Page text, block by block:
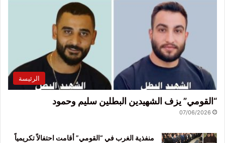
الرئيسة
“القومي” يزف الشهيدين البطلين سليم وحمود
07/06/2026
منفذية الغرب في “القومي” أقامت احتفالاً تكريمياً